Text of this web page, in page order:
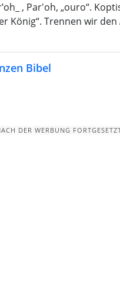
König“. Trennen wir
Bibel
DER WERBUNG